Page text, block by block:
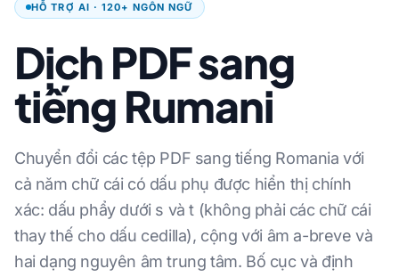
HỖ TRỢ AI · 120+ NGÔN NGỮ
Dịch PDF sang
tiếng Rumani
Chuyển đổi các tệp PDF sang tiếng Romania với
cả năm chữ cái có dấu phụ được hiển thị chính
xác: dấu phẩy dưới s và t (không phải các chữ cái
thay thế cho dấu cedilla), cộng với âm a-breve và
hai dạng nguyên âm trung tâm. Bố cục và định